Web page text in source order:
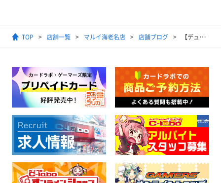
TOP 店舗一覧 マルイ海老名店 店舗ブログ 【デュエル・マスターズ】無限アタックで勝利を掴め!｢無限攻撃ギラミリオン｣【デッキ紹介】